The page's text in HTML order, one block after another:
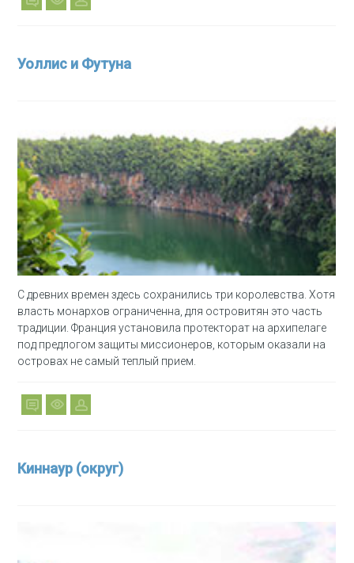
Уоллис и Футуна
С древних времен здесь сохранились три королевства. Хотя
власть монархов ограниченна, для островитян это часть
традиции. Франция установила протекторат на архипелаге
под предлогом защиты миссионеров, которым оказали на
островах не самый теплый прием.
Киннаур (округ)